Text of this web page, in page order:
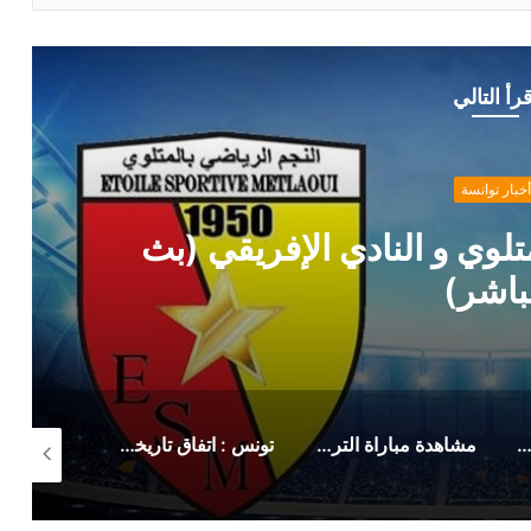
التالي
أخبار توانسة
و النادي الإفريقي (بث
قرار رسمي من حمدي المدب بخصوص ماهر الكنزاري مشاهدة مباراة الترجي الرياضي صن داونز (بث مباشر) تونس : اتفاق تاريخي لزيادة أجور وتحسين منح هؤلاء